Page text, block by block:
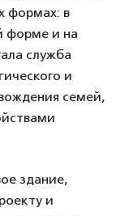
формах: в
форме и на
служба
и
семей,
здание,
и